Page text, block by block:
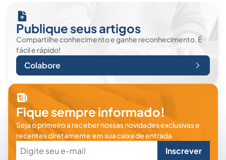
Publique seus artigos
Compartilhe conhecimento e ganhe reconhecimento. É
fácil e rápido!
Colabore
Fique sempre informado!
Seja o primeiro a receber nossas novidades exclusivas e
recentes diretamente em sua caixa de entrada.
Inscrever